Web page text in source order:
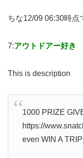
ちな12/09 06:30時点
7:アウトドアー好き
This is description
1000 PRIZE
https://
even WIN A